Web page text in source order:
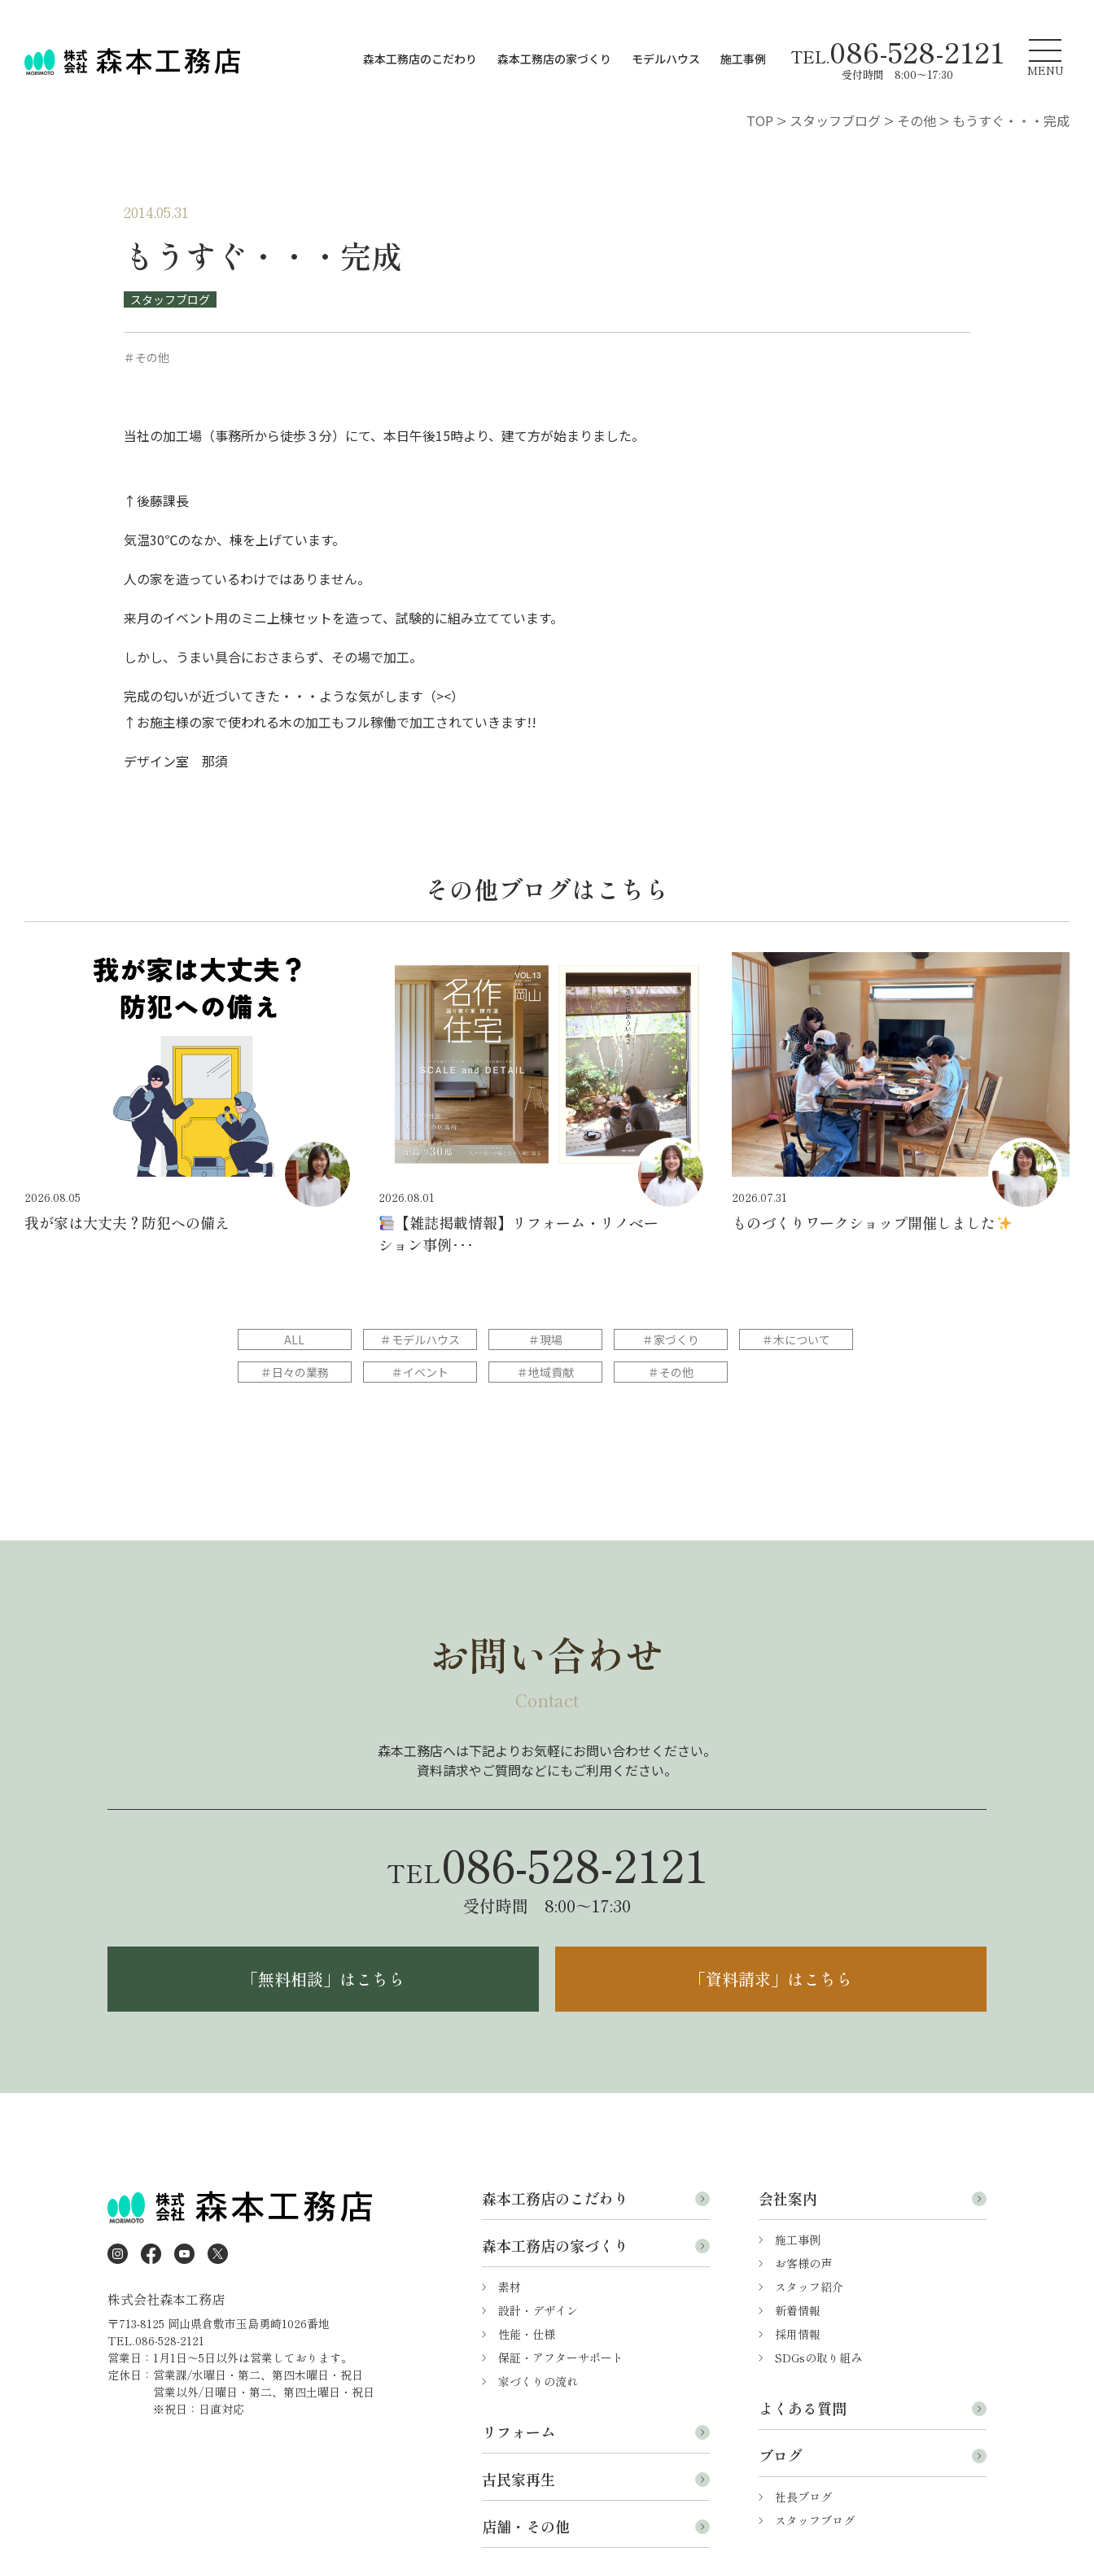
森本工務店のこだわり 森本工務店の家づくり モデルハウス 施工事例 TEL.086-528-2121
受付時間 8:00～17:30 MENU
TOP > スタッフブログ > その他 > もうすぐ・・・完成
2014.05.31
もうすぐ・・・完成
スタッフブログ
＃その他
当社の加工場（事務所から徒歩３分）にて、本日午後15時より、建て方が始まりました。
↑後藤課長
気温30℃のなか、棟を上げています。
人の家を造っているわけではありません。
来月のイベント用のミニ上棟セットを造って、試験的に組み立てています。
しかし、うまい具合におさまらず、その場で加工。
完成の匂いが近づいてきた・・・ような気がします（><）
↑お施主様の家で使われる木の加工もフル稼働で加工されていきます!!
デザイン室 那須
その他ブログはこちら
2026.08.05
我が家は大丈夫？防犯への備え
2026.08.01
【雑誌掲載情報】リフォーム・リノベー
ション事例･･･
2026.07.31
ものづくりワークショップ開催しました
ALL ＃モデルハウス ＃現場 ＃家づくり
＃木について
＃日々の業務
＃イベント ＃地域貢献 ＃その他
お問い合わせ
Contact
森本工務店へは下記よりお気軽にお問い合わせください。
資料請求やご質問などにもご利用ください。
TEL086-528-2121
受付時間 8:00～17:30
「無料相談」はこちら 「資料請求」はこちら
株式会社森本工務店
〒713-8125 岡山県倉敷市玉島勇崎1026番地
TEL.086-528-2121
営業日：1月1日～5日以外は営業しております。
定休日：営業課/水曜日・第二、第四木曜日・祝日
営業以外/日曜日・第二、第四土曜日・祝日
※祝日：日直対応
森本工務店のこだわり
森本工務店の家づくり
素材
設計・デザイン
性能・仕様
保証・アフターサポート
家づくりの流れ
リフォーム
古民家再生
店舗・その他
会社案内
施工事例
お客様の声
スタッフ紹介
新着情報
採用情報
SDGsの取り組み
よくある質問
ブログ
社長ブログ
スタッフブログ